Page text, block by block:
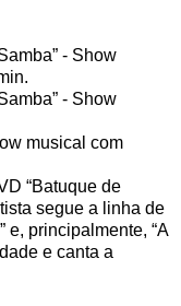
- Show
- Show
musical com
“Batuque de
segue a linha de
e, principalmente, “A
e canta a